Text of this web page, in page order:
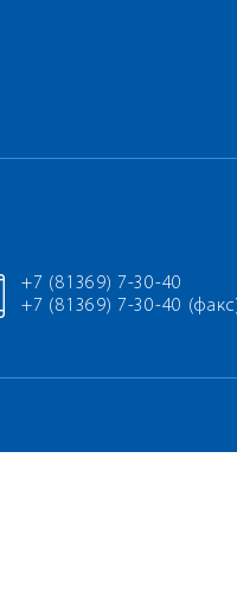
+7 (81369) 7-30-40
+7 (81369) 7-30-40